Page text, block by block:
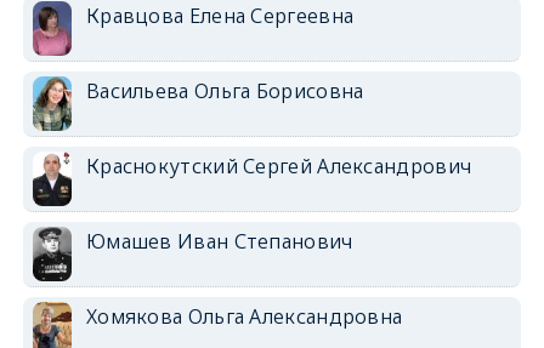
Кравцова Елена Сергеевна
Васильева Ольга Борисовна
Краснокутский Сергей Александрович
Юмашев Иван Степанович
Хомякова Ольга Александровна